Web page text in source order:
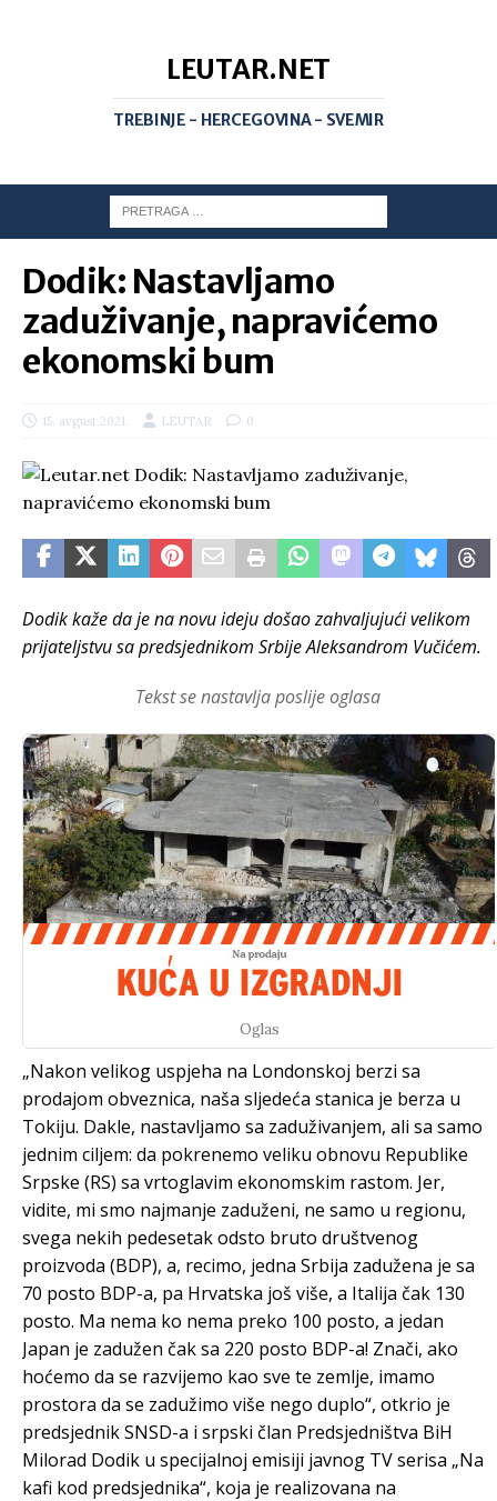
LEUTAR.NET
TREBINJE - HERCEGOVINA - SVEMIR
Dodik: Nastavljamo
zaduživanje, napravićemo
ekonomski bum
15. avgust 2021. LEUTAR 0
Dodik kaže da je na novu ideju došao zahvaljujući velikom
prijateljstvu sa predsjednikom Srbije Aleksandrom Vučićem.
Tekst se nastavlja poslije oglasa
Oglas
„Nakon velikog uspjeha na Londonskoj berzi sa
prodajom obveznica, naša sljedeća stanica je berza u
Tokiju. Dakle, nastavljamo sa zaduživanjem, ali sa samo
jednim ciljem: da pokrenemo veliku obnovu Republike
Srpske (RS) sa vrtoglavim ekonomskim rastom. Jer,
vidite, mi smo najmanje zaduženi, ne samo u regionu,
svega nekih pedesetak odsto bruto društvenog
proizvoda (BDP), a, recimo, jedna Srbija zadužena je sa
70 posto BDP-a, pa Hrvatska još više, a Italija čak 130
posto. Ma nema ko nema preko 100 posto, a jedan
Japan je zadužen čak sa 220 posto BDP-a! Znači, ako
hoćemo da se razvijemo kao sve te zemlje, imamo
prostora da se zadužimo više nego duplo“, otkrio je
predsjednik SNSD-a i srpski član Predsjedništva BiH
Milorad Dodik u specijalnoj emisiji javnog TV serisa „Na
kafi kod predsjednika“, koja je realizovana na